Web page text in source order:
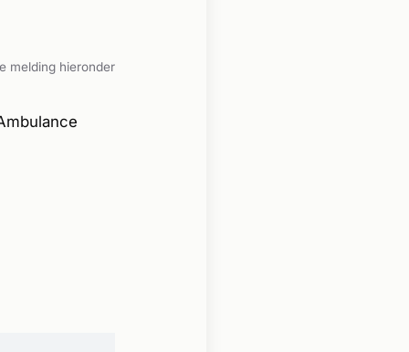
melding hieronder